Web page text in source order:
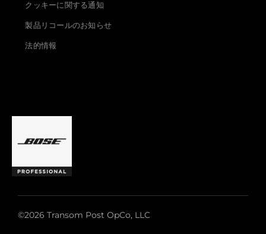
クッキーに関する通知
製品リコールのお知らせ
法的情報
©2026 Transom Post OpCo, LLC